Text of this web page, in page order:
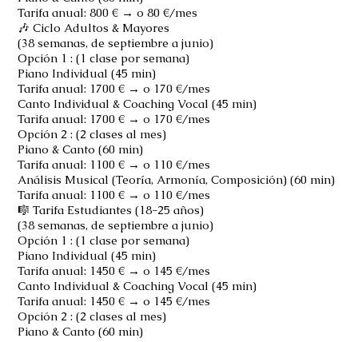
Tarifa anual: 800 € → o 80 €/mes
🎶 Ciclo Adultos & Mayores
(38 semanas, de septiembre a junio)
Opción 1 : (1 clase por semana)
Piano Individual (45 min)
Tarifa anual: 1700 € → o 170 €/mes
Canto Individual & Coaching Vocal (45 min)
Tarifa anual: 1700 € → o 170 €/mes
Opción 2 : (2 clases al mes)
Piano & Canto (60 min)
Tarifa anual: 1100 € → o 110 €/mes
Análisis Musical (Teoría, Armonía, Composición) (60 min)
Tarifa anual: 1100 € → o 110 €/mes
🎼 Tarifa Estudiantes (18-25 años)
(38 semanas, de septiembre a junio)
Opción 1 : (1 clase por semana)
Piano Individual (45 min)
Tarifa anual: 1450 € → o 145 €/mes
Canto Individual & Coaching Vocal (45 min)
Tarifa anual: 1450 € → o 145 €/mes
Opción 2 : (2 clases al mes)
Piano & Canto (60 min)